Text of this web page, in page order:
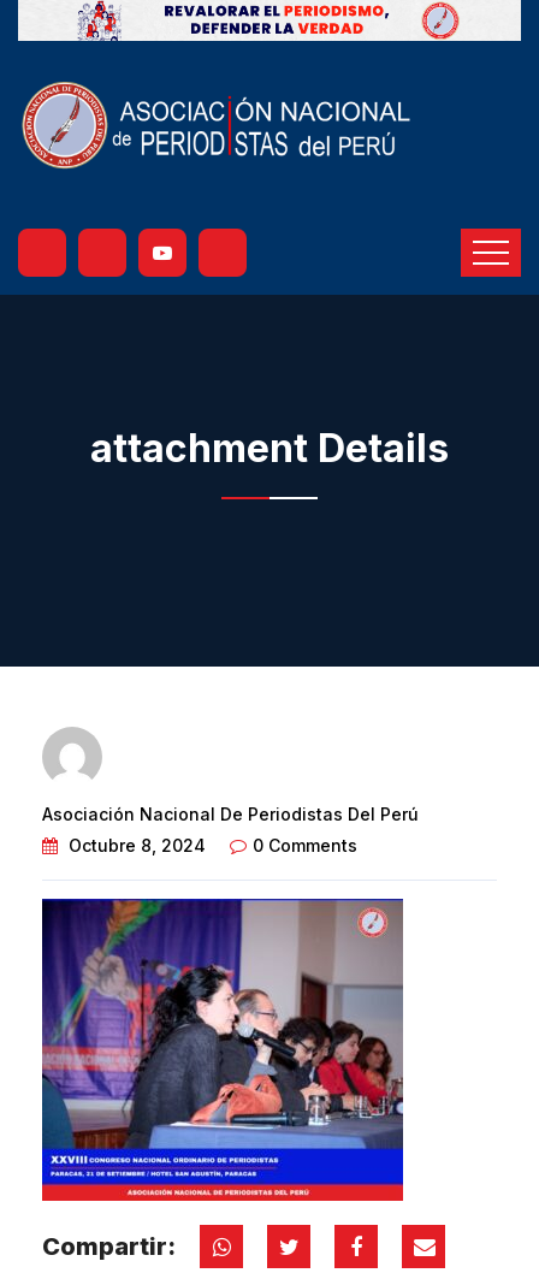
attachment Details
Asociación Nacional De Periodistas Del Perú
Octubre 8, 2024
0 Comments
Compartir: